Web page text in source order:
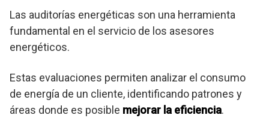
Las auditorías energéticas son una herramienta
fundamental en el servicio de los asesores
energéticos.
Estas evaluaciones permiten analizar el consumo
de energía de un cliente, identificando patrones y
áreas donde es posible mejorar la eficiencia.